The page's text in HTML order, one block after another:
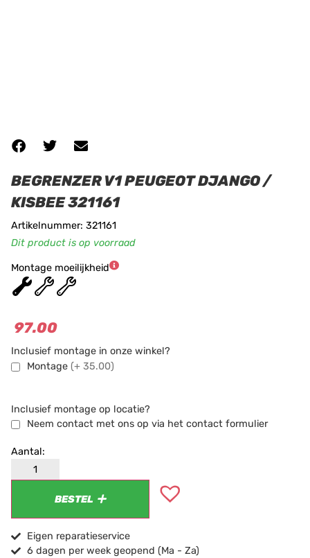
BEGRENZER V1 PEUGEOT DJANGO /
KISBEE 321161
Artikelnummer: 321161
Dit product is op voorraad
Montage moeilijkheid
★★★
97.00
Inclusief montage in onze winkel?
Montage (+ 35.00)
Inclusief montage op locatie?
Neem contact met ons op via het contact formulier
BESTEL
Eigen reparatieservice
6 dagen per week geopend (Ma - Za)